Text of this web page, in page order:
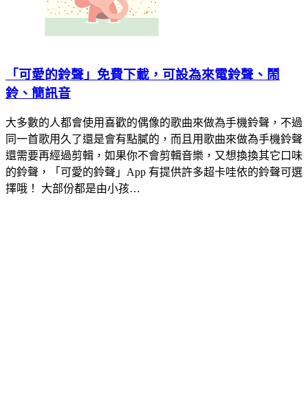
「可愛的鈴聲」免費下載，可設為來電鈴聲、鬧
鈴、簡訊音
大多數的人都會使用喜歡的偶像的歌曲來做為手機鈴聲，不過
同一首歌用久了還是會有點膩的，而且用歌曲來做為手機鈴聲
還需要再經過剪輯，如果你不會剪輯音樂，又想換換其它口味
的鈴聲，「可愛的鈴聲」App 有提供許多超卡哇依的鈴聲可選
擇哦！ 大部份都是由小孩…